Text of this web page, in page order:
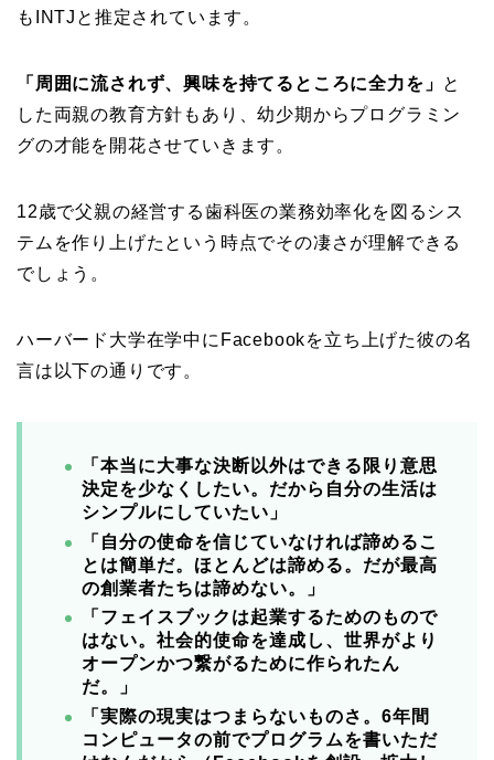
もINTJと推定されています。
「周囲に流されず、興味を持てるところに全力を」 と
した両親の教育方針もあり、幼少期からプログラミン
グの才能を開花させていきます。
12歳で父親の経営する歯科医の業務効率化を図るシス
テムを作り上げたという時点でその凄さが理解できる
でしょう。
ハーバード大学在学中にFacebookを立ち上げた彼の名
言は以下の通りです。
「本当に大事な決断以外はできる限り意思
決定を少なくしたい。だから自分の生活は
シンプルにしていたい」
「自分の使命を信じていなければ諦めるこ
とは簡単だ。ほとんどは諦める。だが最高
の創業者たちは諦めない。」
「フェイスブックは起業するためのもので
はない。社会的使命を達成し、世界がより
オープンかつ繋がるために作られたん
だ。」
「実際の現実はつまらないものさ。6年間
コンピュータの前でプログラムを書いただ